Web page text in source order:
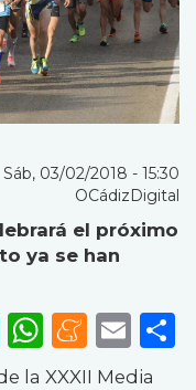
Sáb, 03/02/2018 - 15:30
OCádizDigital
el próximo
ya se han
Twitter
la XXXII Media